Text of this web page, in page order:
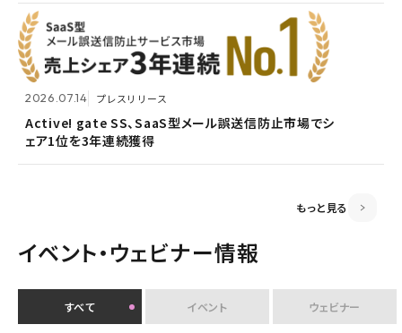
2026.07.14 プレスリリース
Active! gate SS、SaaS型メール誤送信防止市場でシ
ェア1位を3年連続獲得
2026.06.18 プレスリリース
富山県内7信用金庫、DEEPMailとPOWER EGGの連携
ホームページ『メンテナンス作業による一時閉鎖』のお
知らせ
お知らせ
もっと見る
イベント・ウェビナー情報
すべて イベント ウェビナー